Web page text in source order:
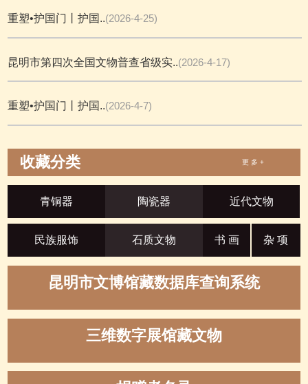
重塑•护国门丨护国..(2026-4-25)
昆明市第四次全国文物普查省级实..(2026-4-17)
重塑•护国门丨护国..(2026-4-7)
收藏分类 更 多 +
青铜器 陶瓷器 近代文物
民族服饰 石质文物 书 画 杂 项
昆明市文博馆藏数据库查询系统
三维数字展馆藏文物